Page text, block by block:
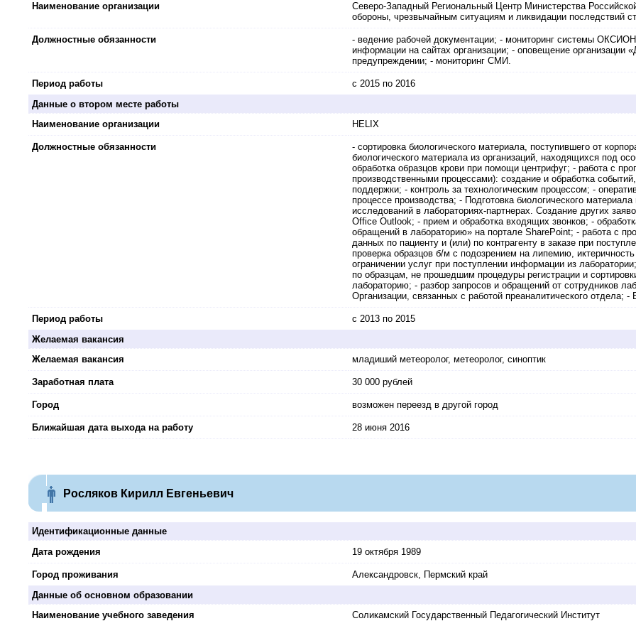
Наименование организации
Северо-Западный Региональный Центр Министерства
обороны, чрезвычайным ситуациям и ликвидации последствий
Должностные обязанности
- ведение рабочей документации; - мониторинг системы
информации на сайтах организации; - оповещение организации
предупреждении; - мониторинг СМИ.
Период работы
с 2015 по 2016
Данные о втором месте работы
Наименование организации
HELIX
Должностные обязанности
- сортировка биологического материала, поступившего от
биологического материала из организаций, находящихся под
обработка образцов крови при помощи центрифуг; - работа с
производственными процессами): создание и обработка
поддержки; - контроль за технологическим процессом; -
процессе производства; - Подготовка биологического
исследований в лабораториях-партнерах. Создание других
Office Outlook; - прием и обработка входящих звонков; -
обращений в лабораторию» на портале SharePoint; - работа с
данных по пациенту и (или) по контрагенту в заказе при
проверка образцов б/м с подозрением на липемию,
ограничении услуг при поступлении информации из
по образцам, не прошедшим процедуры регистрации и
лабораторию; - разбор запросов и обращений от сотрудников
Организации, связанных с работой преаналитического отдела;
Период работы
с 2013 по 2015
Желаемая вакансия
Желаемая вакансия
младиший метеоролог, метеоролог, синоптик
Заработная плата 30 000 рублей
Город возможен переезд в другой город
Ближайшая дата выхода на работу 28 июня 2016
Росляков Кирилл Евгеньевич
Идентификационные данные
Дата рождения
19 октября 1989
Город проживания
Александровск, Пермский край
Данные об основном образовании
Наименование учебного заведения
Соликамский Государственный Педагогический Институт